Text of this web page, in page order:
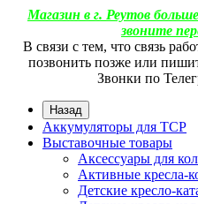
Магазин в г. Реутов
звоните
В связи с тем, что связь
позвонить позже или
Звонки по
Назад
Аккумуляторы для ТСР
Выставочные товары
Аксессуары для
Активные кресла-
Детские кресло-